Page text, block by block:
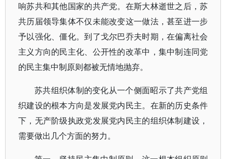
响苏共和其他国家的共产党。在斯大林逝世之后，苏
共历届领导集体不仅未能改变这一做法，甚至进一步
予以强化、僵化。到了戈尔巴乔夫时期，在偏离社会
主义方向的民主化、公开性的改革中，集中制连同党
的民主集中制原则都被无情地抛弃。
苏共组织体制的变化从一个侧面昭示了共产党组
织建设的根本方向是发展党内民主。在新的历史条件
下，无产阶级执政党发展党内民主的组织体制建设，
需要做出几个方面的努力。